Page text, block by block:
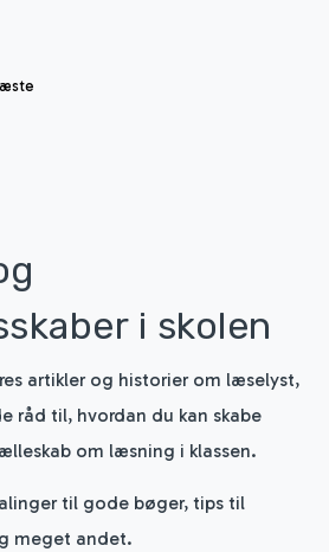
i skolen
artikler og historier om læselyst,
råd til, hvordan du kan skabe
om læsning i klassen.
til gode bøger, tips til
meget andet.